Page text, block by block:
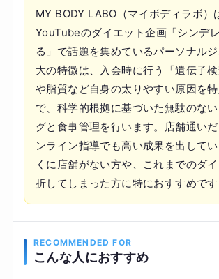
MY BODY LABO（マイボディラボ）
YouTubeのダイエット企画「シンデ
る」で話題を集めているパーソナル
大の特徴は、入会時に行う「遺伝子
や脂質など自身の太りやすい原因を
で、科学的根拠に基づいた無駄のな
グと食事管理を行います。店舗通い
ンライン指導でも高い成果を出して
くに店舗がない方や、これまでのダ
折してしまった方に特におすすめです
RECOMMENDED FOR
こんな人におすすめ